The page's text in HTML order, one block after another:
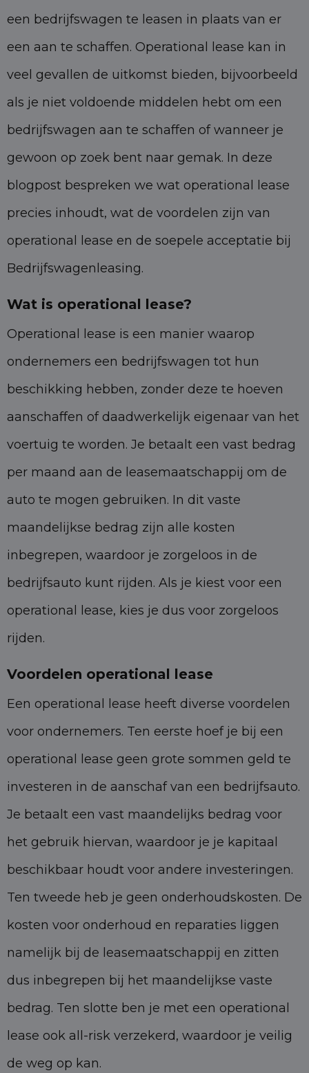
een bedrijfswagen te leasen in plaats van er
een aan te schaffen. Operational lease kan in
veel gevallen de uitkomst bieden, bijvoorbeeld
als je niet voldoende middelen hebt om een
bedrijfswagen aan te schaffen of wanneer je
gewoon op zoek bent naar gemak. In deze
blogpost bespreken we wat operational lease
precies inhoudt, wat de voordelen zijn van
operational lease en de soepele acceptatie bij
Bedrijfswagenleasing.
Wat is operational lease?
Operational lease is een manier waarop
ondernemers een bedrijfswagen tot hun
beschikking hebben, zonder deze te hoeven
aanschaffen of daadwerkelijk eigenaar van het
voertuig te worden. Je betaalt een vast bedrag
per maand aan de leasemaatschappij om de
auto te mogen gebruiken. In dit vaste
maandelijkse bedrag zijn alle kosten
inbegrepen, waardoor je zorgeloos in de
bedrijfsauto kunt rijden. Als je kiest voor een
operational lease, kies je dus voor zorgeloos
rijden.
Voordelen operational lease
Een operational lease heeft diverse voordelen
voor ondernemers. Ten eerste hoef je bij een
operational lease geen grote sommen geld te
investeren in de aanschaf van een bedrijfsauto.
Je betaalt een vast maandelijks bedrag voor
het gebruik hiervan, waardoor je je kapitaal
beschikbaar houdt voor andere investeringen.
Ten tweede heb je geen onderhoudskosten. De
kosten voor onderhoud en reparaties liggen
namelijk bij de leasemaatschappij en zitten
dus inbegrepen bij het maandelijkse vaste
bedrag. Ten slotte ben je met een operational
lease ook all-risk verzekerd, waardoor je veilig
de weg op kan.